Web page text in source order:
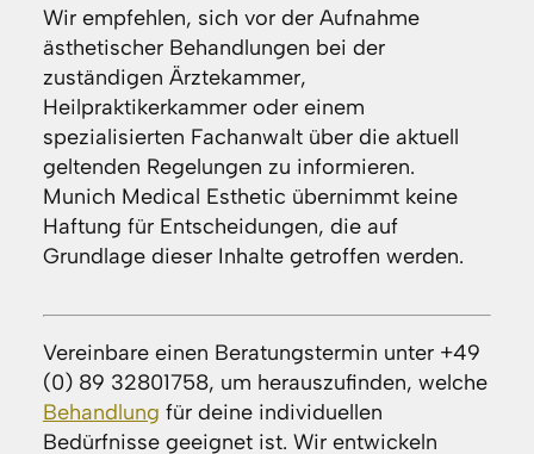
Wir empfehlen, sich vor der Aufnahme
ästhetischer Behandlungen bei der
zuständigen Ärztekammer,
Heilpraktikerkammer oder einem
spezialisierten Fachanwalt über die aktuell
geltenden Regelungen zu informieren.
Munich Medical Esthetic übernimmt keine
Haftung für Entscheidungen, die auf
Grundlage dieser Inhalte getroffen werden.
Vereinbare einen Beratungstermin unter +49
(0) 89 32801758, um herauszufinden, welche
Behandlung für deine individuellen
Bedürfnisse geeignet ist. Wir entwickeln